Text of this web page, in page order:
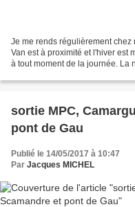
Je me rends régulièrement
Van est à proximité et l'hiver est
à tout moment de la journée. La
sortie MPC,
pont de Gau
Publié le 14/05/2017 à 10:47
Par Jacques MICHEL